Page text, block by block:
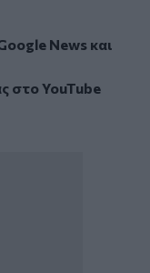
Newsκαι
στοYouTube